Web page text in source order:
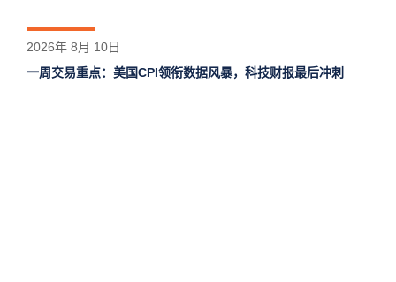
2026年 8月 10日
一周交易重点：美国CPI领衔数据风暴，科技财报最后冲刺